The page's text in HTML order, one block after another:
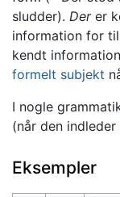
sludder). Derer
information for
kendt
formelt subjekt
I nogle
(når den
Eksempler